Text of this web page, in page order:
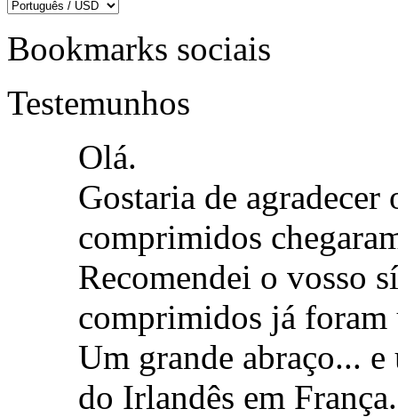
Bookmarks sociais
Testemunhos
Olá.
Gostaria de
comprimidos
Recomendei o vosso
comprimidos já foram
Um grande abraço...
do Irlandês em